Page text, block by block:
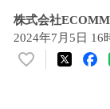
株式会社
2024年7月5日 16
い